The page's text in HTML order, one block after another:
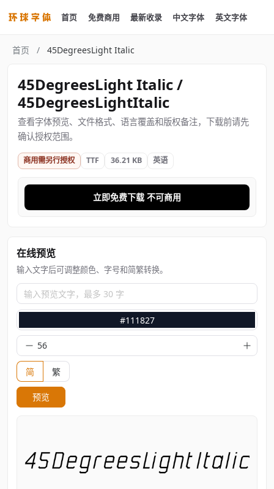
首页 免费商用 最新收录 中文字体 英文字体
首页 / 45DegreesLight Italic
45DegreesLight Italic /
45DegreesLightItalic
查看字体预览、文件格式、语言覆盖和版权备注，下载前请先
确认授权范围。
商用需另行授权 TTF 36.21 KB 英语
立即免费下载 不可商用
在线预览
输入文字后可调整颜色、字号和简繁转换。
输入预览文字，最多 30 字
#111827
简 繁
预览